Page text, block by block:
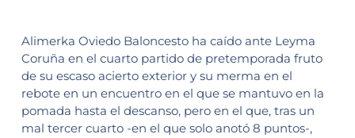
Alimerka Oviedo Baloncesto ha caído ante Leyma
Coruña en el cuarto partido de pretemporada fruto
de su escaso acierto exterior y su merma en el
rebote en un encuentro en el que se mantuvo en la
pomada hasta el descanso, pero en el que, tras un
mal tercer cuarto -en el que solo anotó 8 puntos-,